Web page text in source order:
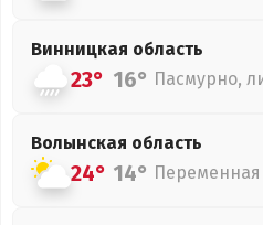
Винницкая область
23° 16° Пасмурно,
Волынская область
24° 14° Переменная